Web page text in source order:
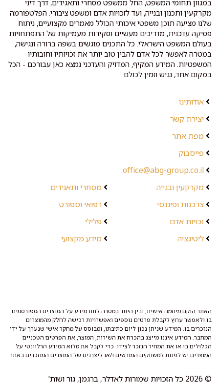
במגוון תחומי המשפט, החל ממשפט מסחרי ותאגידים, דרך דיני
מקרקעין ותכנון ובנייה, ועד לזכויות אדם ומשפט ציבורי. הפלטפורמה
שלנו מציעה תוכן משפטי איכותי הכולל מאמרים מקצועיים, ניתוח
פסיקה עדכנית, מדריכים מעשיים וסקירות מעמיקות של התפתחויות
בעולם המשפט הישראלי. כל התכנים מוגשים בשפה ברורה ונגישה,
במטרה לאפשר לכל אדם להבין טוב יותר את זכויותיו וחובותיו
המשפטיות. המידע המקיף, המדויק והעדכני נמצא כאן עבורכם - הכל
במקום אחד, נגיש וזמין לכולם.
אודותינו
יצירת קשר
מפת אתר
פייסבוק
office@abg-group.co.il
מקרקעין ובנייה
צרכנות ופיננסי
זכויות אדם
ליטיגציה
מסחרי ותאגידים
רפואי וספורט
פלילי
מידע מקצועי
האתר הוקם מיוזמה אישית, ובין היתר במטרה לתת מידע על המוצרים המפורסמים
בו ולאפשר ערוץ לקבלת פרטים נוספים ואפשרויות רכישה לחלק מהמוצרים
הנזכרים בו. המידע שניתן נכון ליום כתיבתו, ומבוסס על מחקר אישי שנערך על ידי
המחבר. המידע איננו מייצג בהכרח את השירות, המוצר, את הפרטים הטכניים
הכלולים בו או את המחיר הנזכר לצידו. כדי לקבל את מלוא המידע הרלוונטי על
המוצרים יש לפנות למשווקים המורשים ו/או ליצרנים של המוצרים המוזכרים באתר.
© 2026 כל הזכויות שמורות לאדלר, ברגמן, גור ושות'